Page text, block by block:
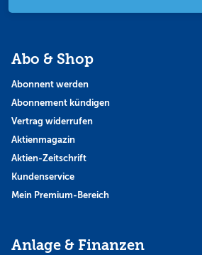
Abo & Shop
Abonnent werden
Abonnement kündigen
Vertrag widerrufen
Aktienmagazin
Aktien-Zeitschrift
Kundenservice
Mein Premium-Bereich
Anlage & Finanzen